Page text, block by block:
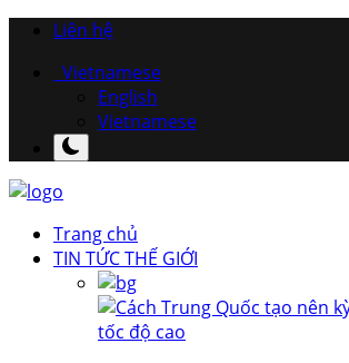
Liên hệ
Vietnamese
English
Vietnamese
Trang chủ
TIN TỨC THẾ GIỚI